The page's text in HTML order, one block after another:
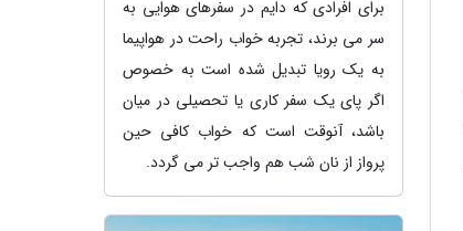
برای افرادی که دایم در سفرهای هوایی به
سر می برند، تجربه خواب راحت در هواپیما
به یک رویا تبدیل شده است به خصوص
اگر پای یک سفر کاری یا تحصیلی در میان
باشد، آنوقت است که خواب کافی حین
پرواز از نان شب هم واجب تر می گردد.